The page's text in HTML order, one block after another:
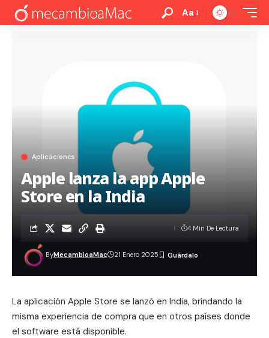
Aa
Aplicaciones
Apple lanza la app Apple
Store en la India
ByMecambioaMac 21 Enero 2025
4 Min De Lectura
La aplicación Apple Store se lanzó en India, brindando la
misma experiencia de compra que en otros países donde
el software está disponible.